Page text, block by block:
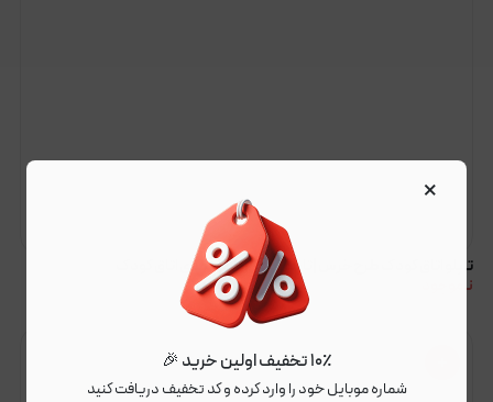
تابلو اتاق کودک طرح خرس |تابلو نمدی| تابلو نمدی اتاق کودک
ناموجود
×
۱۰٪ تخفیف اولین خرید 🎉
شماره موبایل خود را وارد کرده و کد تخفیف دریافت کنید